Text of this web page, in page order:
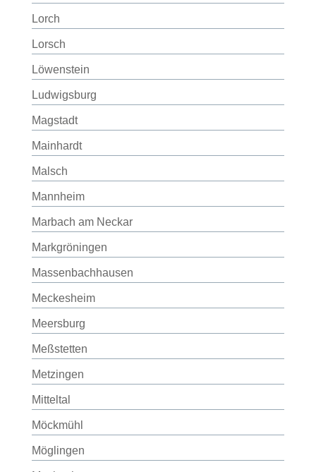
Lorch
Lorsch
Löwenstein
Ludwigsburg
Magstadt
Mainhardt
Malsch
Mannheim
Marbach am Neckar
Markgröningen
Massenbachhausen
Meckesheim
Meersburg
Meßstetten
Metzingen
Mitteltal
Möckmühl
Möglingen